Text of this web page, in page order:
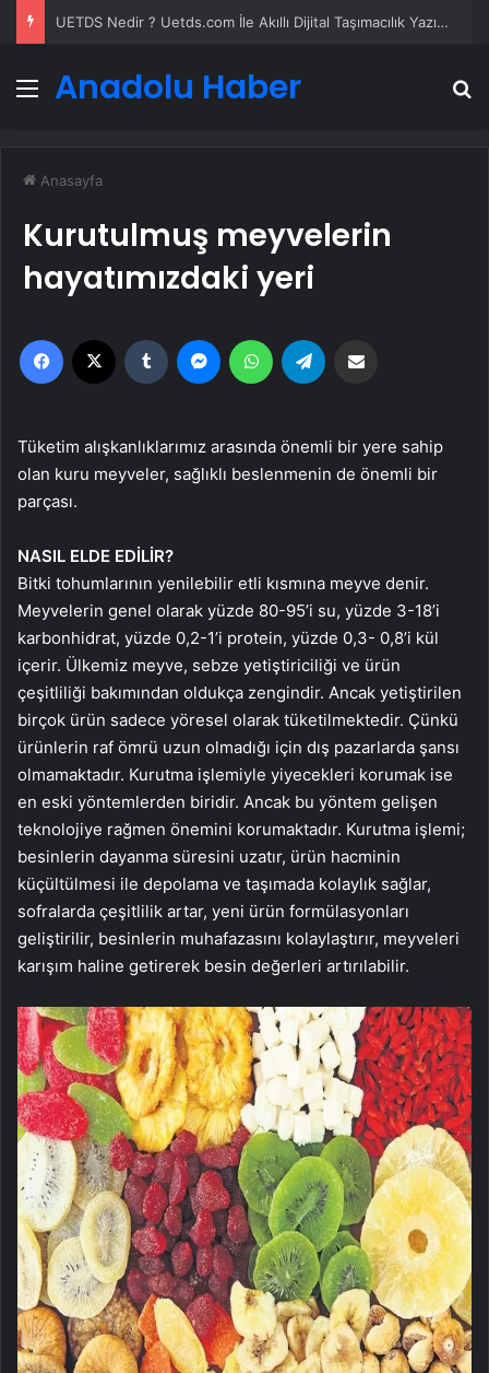
Umre Turları Rehberi Diyanet Umre Turları Farkları ve Seçim Kriterleri
Menü
Anadolu Haber
Anasayfa
Kurutulmuş meyvelerin
hayatımızdaki yeri
Facebook Tumblr MessengerWhatsApp
Tüketim alışkanlıklarımız arasında önemli bir yere sahip
olan kuru meyveler, sağlıklı beslenmenin de önemli bir
parçası.
NASIL ELDE EDİLİR?
Bitki tohumlarının yenilebilir etli kısmına meyve denir.
Meyvelerin genel olarak yüzde 80-95’i su, yüzde 3-18’i
karbonhidrat, yüzde 0,2-1’i protein, yüzde 0,3- 0,8’i kül
içerir. Ülkemiz meyve, sebze yetiştiriciliği ve ürün
çeşitliliği bakımından oldukça zengindir. Ancak yetiştirilen
birçok ürün sadece yöresel olarak tüketilmektedir. Çünkü
ürünlerin raf ömrü uzun olmadığı için dış pazarlarda şansı
olmamaktadır. Kurutma işlemiyle yiyecekleri korumak ise
en eski yöntemlerden biridir. Ancak bu yöntem gelişen
teknolojiye rağmen önemini korumaktadır. Kurutma işlemi;
besinlerin dayanma süresini uzatır, ürün hacminin
küçültülmesi ile depolama ve taşımada kolaylık sağlar,
sofralarda çeşitlilik artar, yeni ürün formülasyonları
geliştirilir, besinlerin muhafazasını kolaylaştırır, meyveleri
karışım haline getirerek besin değerleri artırılabilir.